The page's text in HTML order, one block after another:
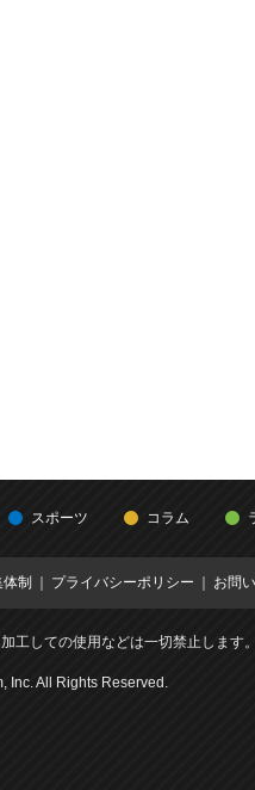
スポーツ コラム
制 プライバシーポリシー お問
工しての使用などは一切禁止します。
Inc. All Rights Reserved.